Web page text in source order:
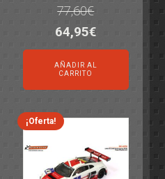
77,60€
El
precio
original
era:
77,60€.
64,95€El
precio
actual
es:
64,95€.
AÑADIR AL
CARRITO
¡Oferta!